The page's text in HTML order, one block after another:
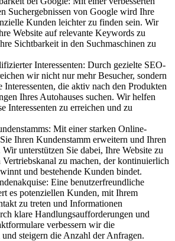
Suchergebnissen von Google wird Ihre
Kunden leichter zu finden sein. Wir
Website auf relevante Keywords zu
Sichtbarkeit in den Suchmaschinen zu
Interessenten: Durch gezielte SEO-
wir nicht nur mehr Besucher, sondern
Interessenten, die aktiv nach den Produkten
Ihres Autohauses suchen. Wir helfen
Interessenten zu erreichen und zu
Mit einer starken Online-
Ihren Kundenstamm erweitern und Ihren
Wir unterstützen Sie dabei, Ihre Website zu
zu machen, der kontinuierlich
und bestehende Kunden bindet.
Eine benutzerfreundliche
es potenziellen Kunden, mit Ihrem
zu treten und Informationen
klare Handlungsaufforderungen und
verbessern wir die
steigern die Anzahl der Anfragen.